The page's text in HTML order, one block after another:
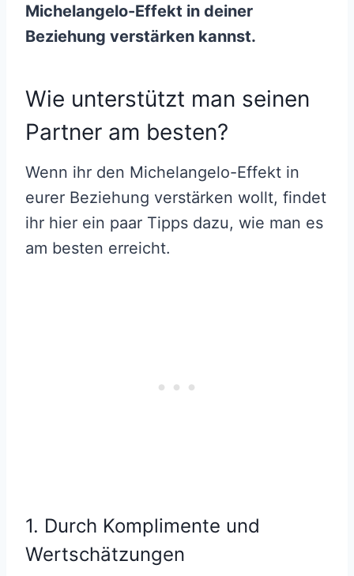
Michelangelo-Effekt in deiner
Beziehung verstärken kannst.
Wie unterstützt man seinen
Partner am besten?
Wenn ihr den Michelangelo-Effekt in
eurer Beziehung verstärken wollt, findet
ihr hier ein paar Tipps dazu, wie man es
am besten erreicht.
1. Durch Komplimente und
Wertschätzungen